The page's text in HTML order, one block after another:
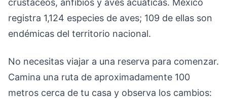
crustáceos, anfibios y aves acuáticas. México
registra 1,124 especies de aves; 109 de ellas son
endémicas del territorio nacional.
No necesitas viajar a una reserva para comenzar.
Camina una ruta de aproximadamente 100
metros cerca de tu casa y observa los cambios: